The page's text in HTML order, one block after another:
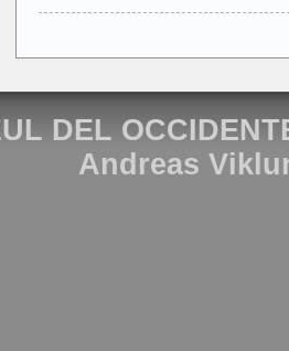
DEL
Andreas